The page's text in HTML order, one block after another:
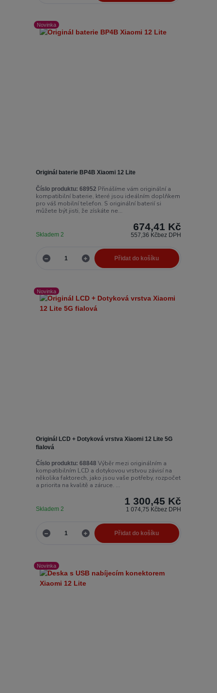
Novinka
Originál baterie BP4B Xiaomi 12 Lite
Číslo produktu: 68952 Přinášíme vám originální a
kompatibilní baterie, které jsou ideálním doplňkem
pro váš mobilní telefon. S originální baterií si
můžete být jisti, že získáte ne...
674,41 Kč
557,36 Kčbez DPH
Skladem 2
Přidat do košíku
Novinka
Originál LCD + Dotyková vrstva Xiaomi 12 Lite 5G
fialová
Číslo produktu: 68848 Výběr mezi originálním a
kompatibilním LCD a dotykovou vrstvou závisí na
několika faktorech, jako jsou vaše potřeby, rozpočet
a priorita na kvalitě a záruce. ...
1 300,45 Kč
1 074,75 Kčbez DPH
Skladem 2
Přidat do košíku
Novinka